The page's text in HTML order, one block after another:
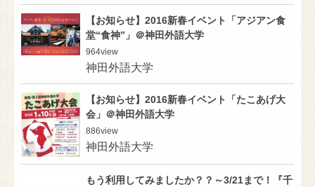
【お知らせ】2016新春イベント「アジアン食
堂“食神”」＠神田外語大学
964view
神田外語大学
【お知らせ】2016新春イベント「たこあげ大
会」＠神田外語大学
886view
神田外語大学
もう利用してみましたか？？～3/21まで！『千